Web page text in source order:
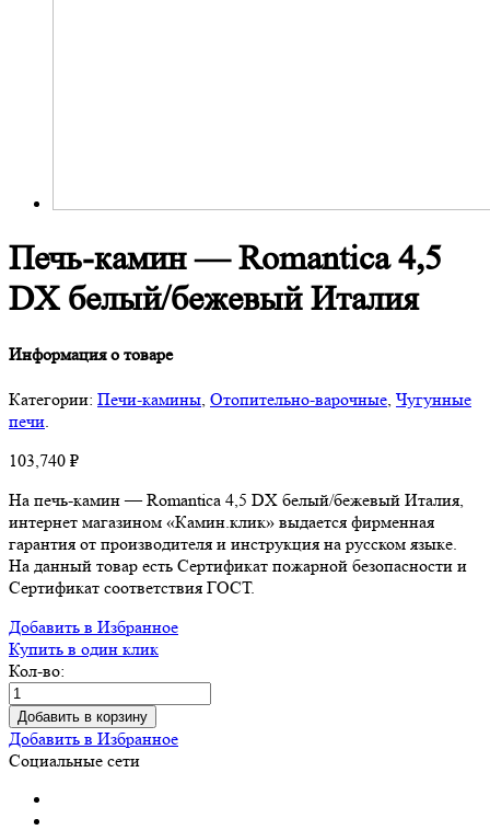
Печь-камин — Romantica 4,5
DX белый/бежевый Италия
Информация о товаре
Категории: Печи-камины, Отопительно-варочные, Чугунные
печи.
103,740 ₽
На печь-камин — Romantica 4,5 DX белый/бежевый Италия,
интернет магазином «Камин.клик» выдается фирменная
гарантия от производителя и инструкция на русском языке.
На данный товар есть Сертификат пожарной безопасности и
Сертификат соответствия ГОСТ.
Добавить в Избранное
Купить в один клик
Кол-во:
Добавить в корзину
Добавить в Избранное
Социальные сети